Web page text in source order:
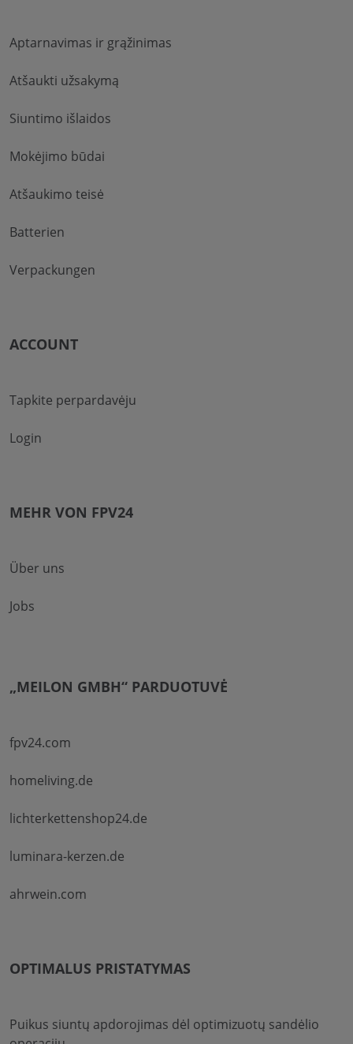
Aptarnavimas ir grąžinimas
Atšaukti užsakymą
Siuntimo išlaidos
Mokėjimo būdai
Atšaukimo teisė
Batterien
Verpackungen
ACCOUNT
Tapkite perpardavėju
Login
MEHR VON FPV24
Über uns
Jobs
„MEILON GMBH“ PARDUOTUVĖ
fpv24.com
homeliving.de
lichterkettenshop24.de
luminara-kerzen.de
ahrwein.com
OPTIMALUS PRISTATYMAS
Puikus siuntų apdorojimas dėl optimizuotų sandėlio